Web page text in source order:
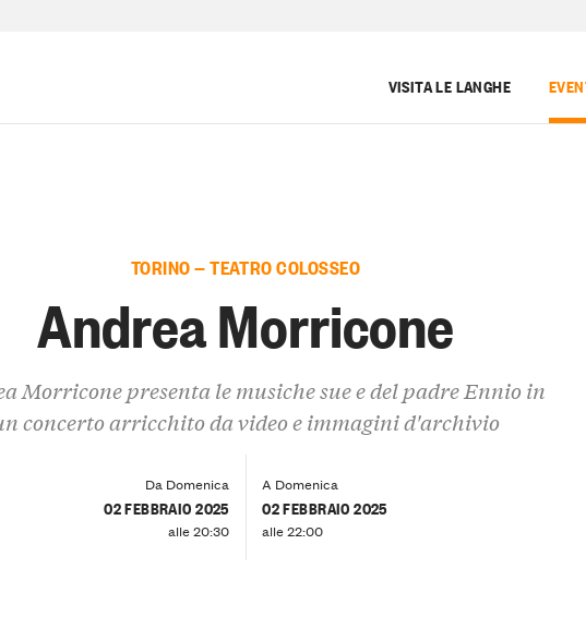
VISITA LE LANGHE
TORINO — TEATRO COLOSSEO
Andrea Morricone
Morricone presenta le musiche sue e del padre Ennio in
concerto arricchito da video e immagini d'archivio
Da Domenica
02 FEBBRAIO 2025
alle 20:30
A Domenica
02 FEBBRAIO 2025
alle 22:00